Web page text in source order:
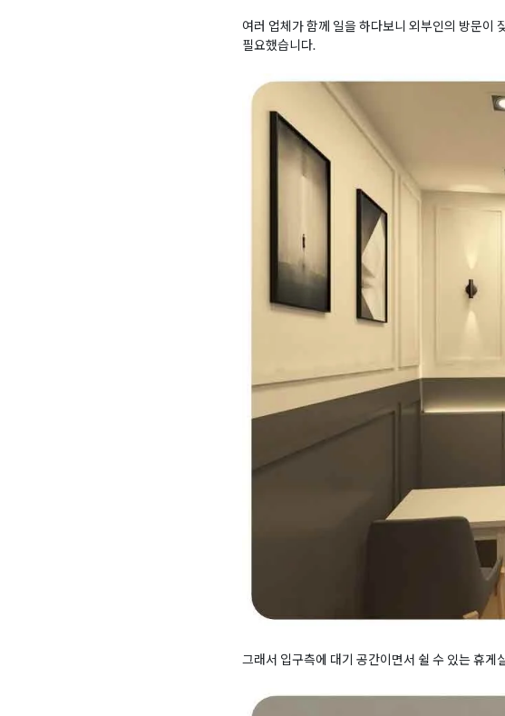
여러 업체가 함께 일을 하다보니 외부인의 방문이
필요했습니다.
그래서 입구측에 대기 공간이면서 쉴 수 있는 휴